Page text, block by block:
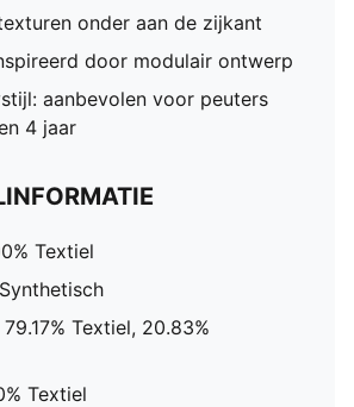
onder aan de zijkant
door modulair ontwerp
aanbevolen voor peuters
4 jaar
Textiel
Textiel, 20.83%
Textiel